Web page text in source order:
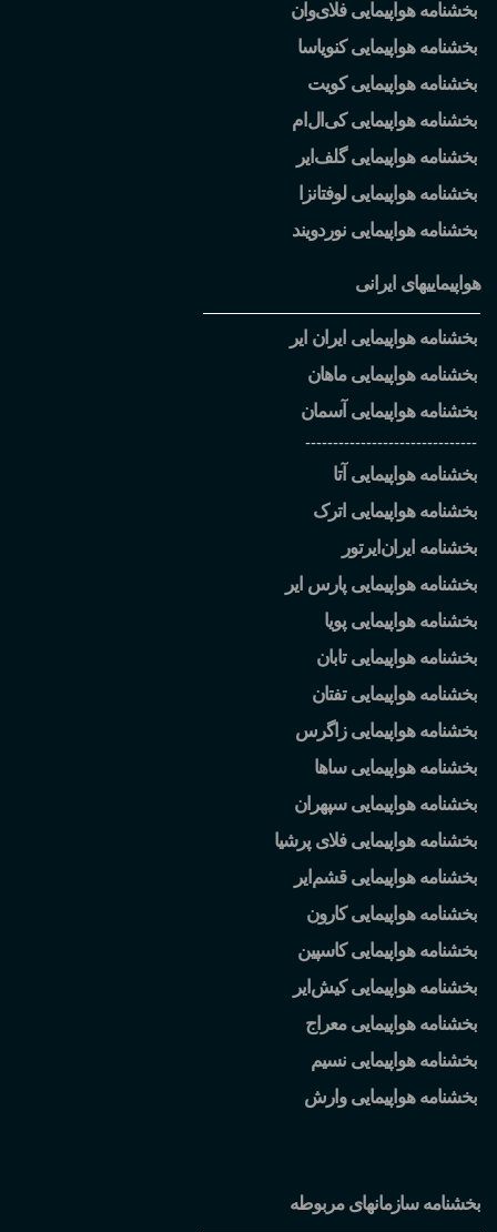
بخشنامه هواپیمایی فلایوان
بخشنامه هواپیمایی کنویاسا
بخشنامه هواپیمایی کویت
بخشنامه هواپیمایی کی ال ام
بخشنامه هواپیمایی گلف ایر
بخشنامه هواپیمایی لوفتانزا
بخشنامه هواپیمایی نوردویند
هواپیماییهای ایرانی
بخشنامه هواپیمایی ایران ایر
بخشنامه هواپیمایی ماهان
بخشنامه هواپیمایی آسمان
-------------------------------
بخشنامه هواپیمایی آتا
بخشنامه هواپیمایی اترک
بخشنامه ایران ایرتور
بخشنامه هواپیمایی پارس ایر
بخشنامه هواپیمایی پویا
بخشنامه هواپیمایی تابان
بخشنامه هواپیمایی تفتان
بخشنامه هواپیمایی زاگرس
بخشنامه هواپیمایی ساها
بخشنامه هواپیمایی سپهران
بخشنامه هواپیمایی فلای پرشیا
بخشنامه هواپیمایی قشم ایر
بخشنامه هواپیمایی کارون
بخشنامه هواپیمایی کاسپین
بخشنامه هواپیمایی کیش ایر
بخشنامه هواپیمایی معراج
بخشنامه هواپیمایی نسیم
بخشنامه هواپیمایی وارش
بخشنامه سازمانهای مربوطه